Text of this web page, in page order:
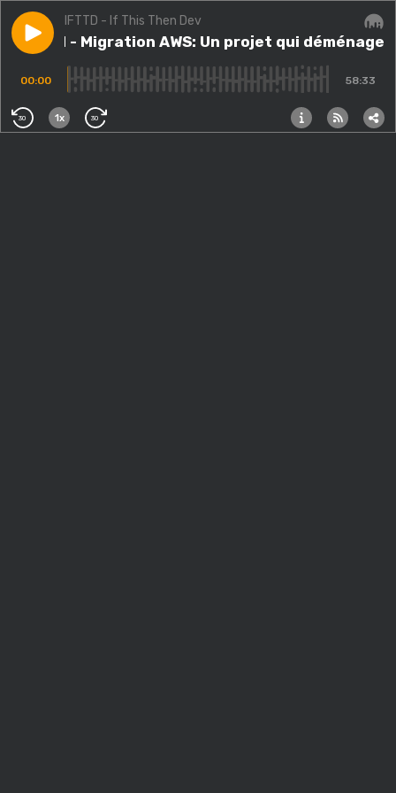
Play episode#259.ad - Migration AWS: Un projet qui déménage !
IFTTD - If This Then Dev
#259.ad - Migration AWS: Un projet qui
00:00 58:33
30 1x 30